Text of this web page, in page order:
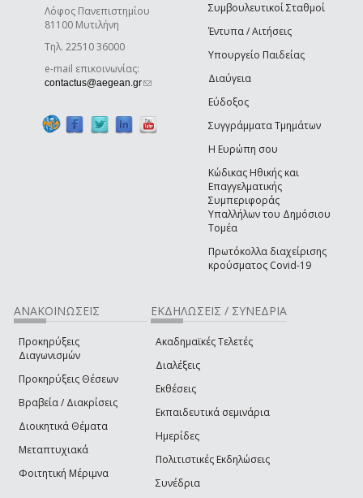
Λόφος Πανεπιστημίου
81100 Μυτιλήνη
Τηλ. 22510 36000
e-mail επικοινωνίας:
contactus@aegean.gr(link sends e-mail)
Συμβουλευτικοί Σταθμοί
Έντυπα / Αιτήσεις
Υπουργείο Παιδείας
Διαύγεια
Εύδοξος
Συγγράμματα Τμημάτων
Η Ευρώπη σου
Κώδικας Ηθικής και
Επαγγελματικής
Συμπεριφοράς
Υπαλλήλων του Δημόσιου
Τομέα
Πρωτόκολλα διαχείρισης
κρούσματος Covid-19
ΑΝΑΚΟΙΝΩΣΕΙΣ
Προκηρύξεις
Διαγωνισμών
Προκηρύξεις Θέσεων
Βραβεία / Διακρίσεις
Διοικητικά Θέματα
Μεταπτυχιακά
Φοιτητική Μέριμνα
ΕΚΔΗΛΩΣΕΙΣ / ΣΥΝΕΔΡΙΑ
Ακαδημαϊκές Τελετές
Διαλέξεις
Εκθέσεις
Εκπαιδευτικά σεμινάρια
Ημερίδες
Πολιτιστικές Εκδηλώσεις
Συνέδρια